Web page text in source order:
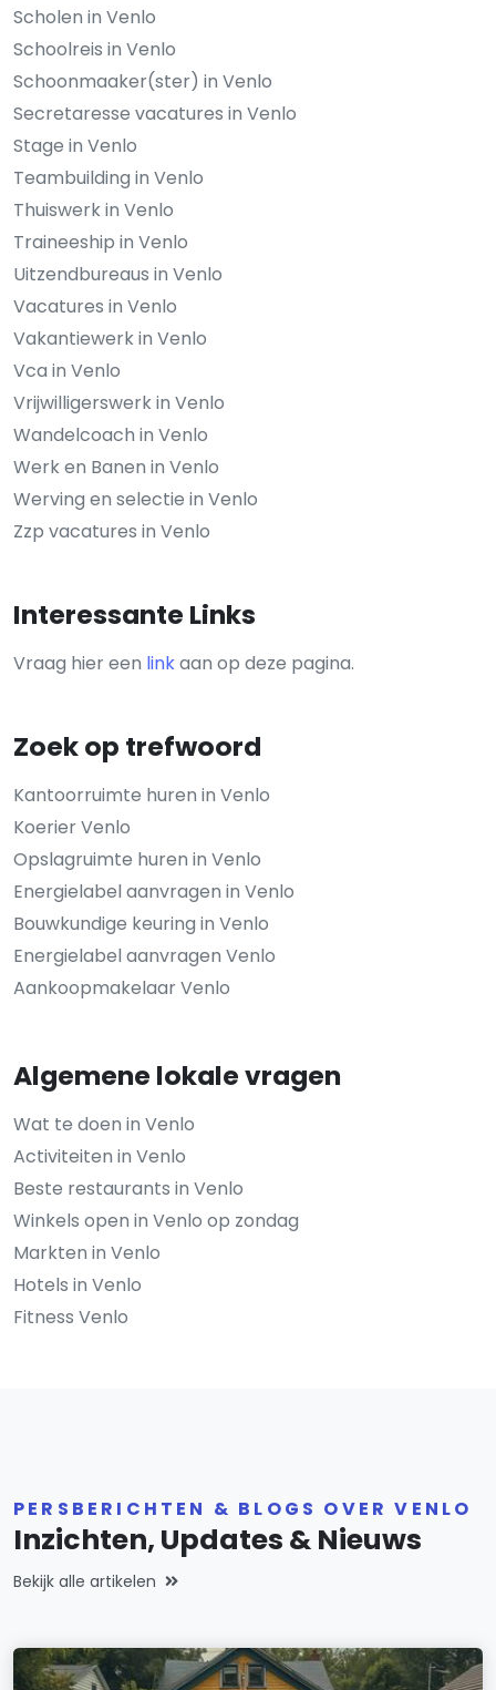
Scholen in Venlo
Schoolreis in Venlo
Schoonmaaker(ster) in Venlo
Secretaresse vacatures in Venlo
Stage in Venlo
Teambuilding in Venlo
Thuiswerk in Venlo
Traineeship in Venlo
Uitzendbureaus in Venlo
Vacatures in Venlo
Vakantiewerk in Venlo
Vca in Venlo
Vrijwilligerswerk in Venlo
Wandelcoach in Venlo
Werk en Banen in Venlo
Werving en selectie in Venlo
Zzp vacatures in Venlo
Interessante Links
Vraag hier een linkaan op deze pagina.
Zoek op trefwoord
Kantoorruimte huren in Venlo
Koerier Venlo
Opslagruimte huren in Venlo
Energielabel aanvragen in Venlo
Bouwkundige keuring in Venlo
Energielabel aanvragen Venlo
Aankoopmakelaar Venlo
Algemene lokale vragen
Wat te doen in Venlo
Activiteiten in Venlo
Beste restaurants in Venlo
Winkels open in Venlo op zondag
Markten in Venlo
Hotels in Venlo
Fitness Venlo
PERSBERICHTEN & BLOGS OVER VENLO
Inzichten, Updates & Nieuws
Bekijk alle artikelen